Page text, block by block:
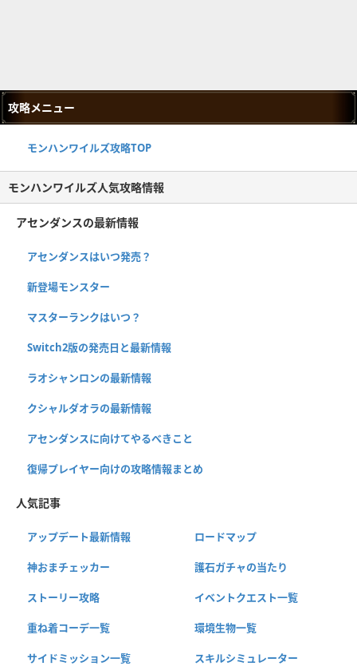
攻略メニュー
モンハンワイルズ攻略TOP
モンハンワイルズ人気攻略情報
アセンダンスの最新情報
アセンダンスはいつ発売？
新登場モンスター
マスターランクはいつ？
Switch2版の発売日と最新情報
ラオシャンロンの最新情報
クシャルダオラの最新情報
アセンダンスに向けてやるべきこと
復帰プレイヤー向けの攻略情報まとめ
人気記事
アップデート最新情報 ロードマップ
神おまチェッカー 護石ガチャの当たり
ストーリー攻略 イベントクエスト一覧
重ね着コーデ一覧 環境生物一覧
サイドミッション一覧 スキルシミュレーター